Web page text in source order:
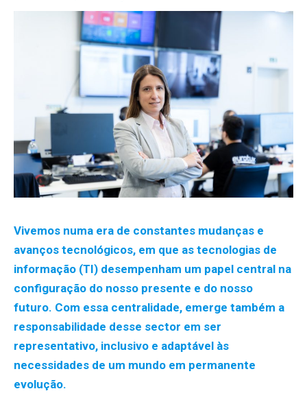
Vivemos numa era de constantes mudanças e
avanços tecnológicos, em que as tecnologias de
informação (TI) desempenham um papel central na
configuração do nosso presente e do nosso
futuro. Com essa centralidade, emerge também a
responsabilidade desse sector em ser
representativo, inclusivo e adaptável às
necessidades de um mundo em permanente
evolução.